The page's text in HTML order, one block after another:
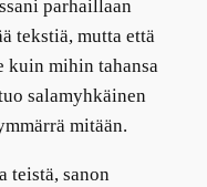
parhaillaan
tekstiä, mutta että
kuin mihin tahansa
salamyhkäinen
mitään.
sanon